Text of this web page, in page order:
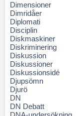
Dimensioner
Dimridåer
Diplomati
Disciplin
Diskmaskiner
Diskriminering
Diskussion
Diskussioner
Diskussionsidé
Djupsömn
Djurö
DN
DN Debatt